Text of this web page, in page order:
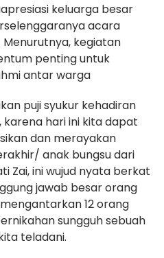
keluarga besar
acara
kegiatan
penting untuk
antar warga
puji syukur kehadiran
karena hari ini kita dapat
dan merayakan
anak bungsu dari
Zai, ini wujud nyata berkat
jawab besar orang
12 orang
sungguh sebuah
teladani.